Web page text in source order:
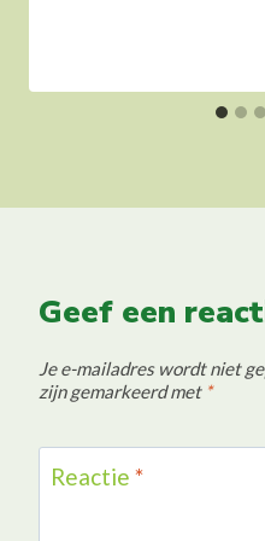
Geef een
Je e-mailadres wordt niet
zijn gemarkeerd met *
Reactie *